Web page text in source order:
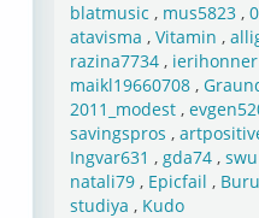
blatmusic , mus5823,
atavisma , Vitamin ,
razina7734, ierihonner
maikl19660708,
2011_modest,
savingspros ,
Ingvar631 , gda74, swu
natali79, Epicfail ,
studiya , Kudo